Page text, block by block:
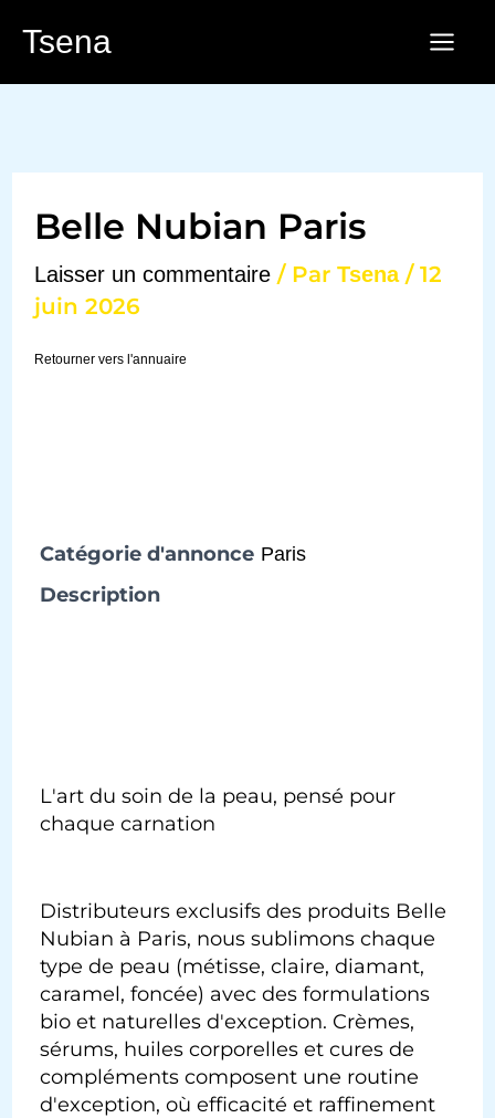
auTsena
Belle Nubian Paris
Laisser un commentaire / Par Tsena / 12
juin 2026
Retourner vers l'annuaire
Catégorie d'annonce Paris
Description
L'art du soin de la peau, pensé pour
chaque carnation
Distributeurs exclusifs des produits Belle
Nubian à Paris, nous sublimons chaque
type de peau (métisse, claire, diamant,
caramel, foncée) avec des formulations
bio et naturelles d'exception. Crèmes,
sérums, huiles corporelles et cures de
compléments composent une routine
d'exception, où efficacité et raffinement